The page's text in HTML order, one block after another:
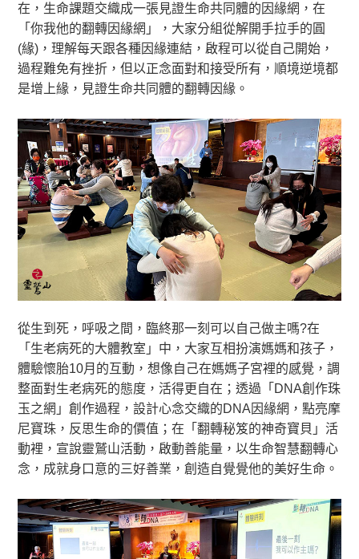
在，生命課題交織成一張見證生命共同體的因緣網，在
「你我他的翻轉因緣網」，大家分組從解開手拉手的圓
(緣)，理解每天跟各種因緣連結，啟程可以從自己開始，
過程難免有挫折，但以正念面對和接受所有，順境逆境都
是增上緣，見證生命共同體的翻轉因緣。
從生到死，呼吸之間，臨終那一刻可以自己做主嗎?在
「生老病死的大體教室」中，大家互相扮演媽媽和孩子，
體驗懷胎10月的互動，想像自己在媽媽子宮裡的感覺，調
整面對生老病死的態度，活得更自在；透過「DNA創作珠
玉之網」創作過程，設計心念交織的DNA因緣網，點亮摩
尼寶珠，反思生命的價值；在「翻轉秘笈的神奇寶貝」活
動裡，宣說靈鷲山活動，啟動善能量，以生命智慧翻轉心
念，成就身口意的三好善業，創造自覺覺他的美好生命。